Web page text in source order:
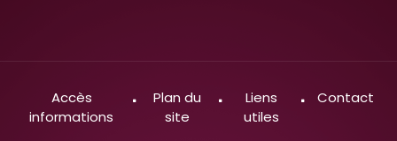
Accès
informations
Plan du
site
Liens
utiles
Contact